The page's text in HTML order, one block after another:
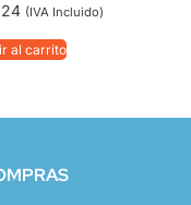
(IVA Incluido)
al carrito